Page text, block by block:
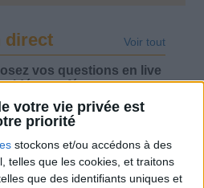
votre vie privée est
priorité
stockons et/ou accédons à des
telles que les cookies, et traitons
que des identifiants uniques et
direct Voir tout
vos questions en live
vidéo-conférences avec
du